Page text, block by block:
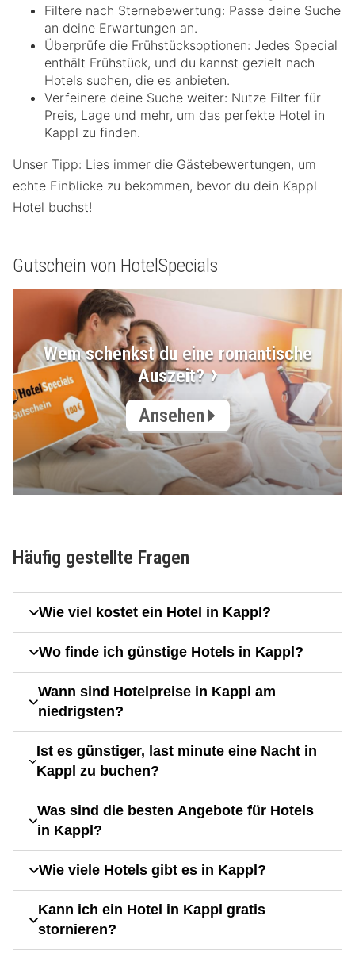
Filtere nach Sternebewertung: Passe deine Suche
an deine Erwartungen an.
Überprüfe die Frühstücksoptionen: Jedes Special
enthält Frühstück, und du kannst gezielt nach
Hotels suchen, die es anbieten.
Verfeinere deine Suche weiter: Nutze Filter für
Preis, Lage und mehr, um das perfekte Hotel in
Kappl zu finden.
Unser Tipp: Lies immer die Gästebewertungen, um
echte Einblicke zu bekommen, bevor du dein Kappl
Hotel buchst!
Gutschein von HotelSpecials
Wem schenkst du eine romantische
Auszeit?
Ansehen
Häufig gestellte Fragen
Wie viel kostet ein Hotel in Kappl?
Wo finde ich günstige Hotels in Kappl?
Wann sind Hotelpreise in Kappl am
niedrigsten?
Ist es günstiger, last minute eine Nacht in
Kappl zu buchen?
Was sind die besten Angebote für Hotels
in Kappl?
Wie viele Hotels gibt es in Kappl?
Kann ich ein Hotel in Kappl gratis
stornieren?